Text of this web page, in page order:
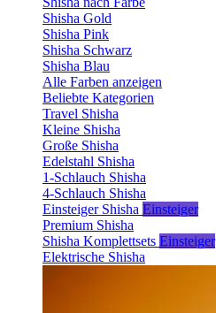
Shisha Gold
Shisha Pink
Shisha Schwarz
Shisha Blau
Alle Farben anzeigen
Beliebte Kategorien
Travel Shisha
Kleine Shisha
Große Shisha
Edelstahl Shisha
1-Schlauch Shisha
4-Schlauch Shisha
Einsteiger Shisha Einsteiger
Premium Shisha
Shisha Komplettsets Einsteiger
Elektrische Shisha